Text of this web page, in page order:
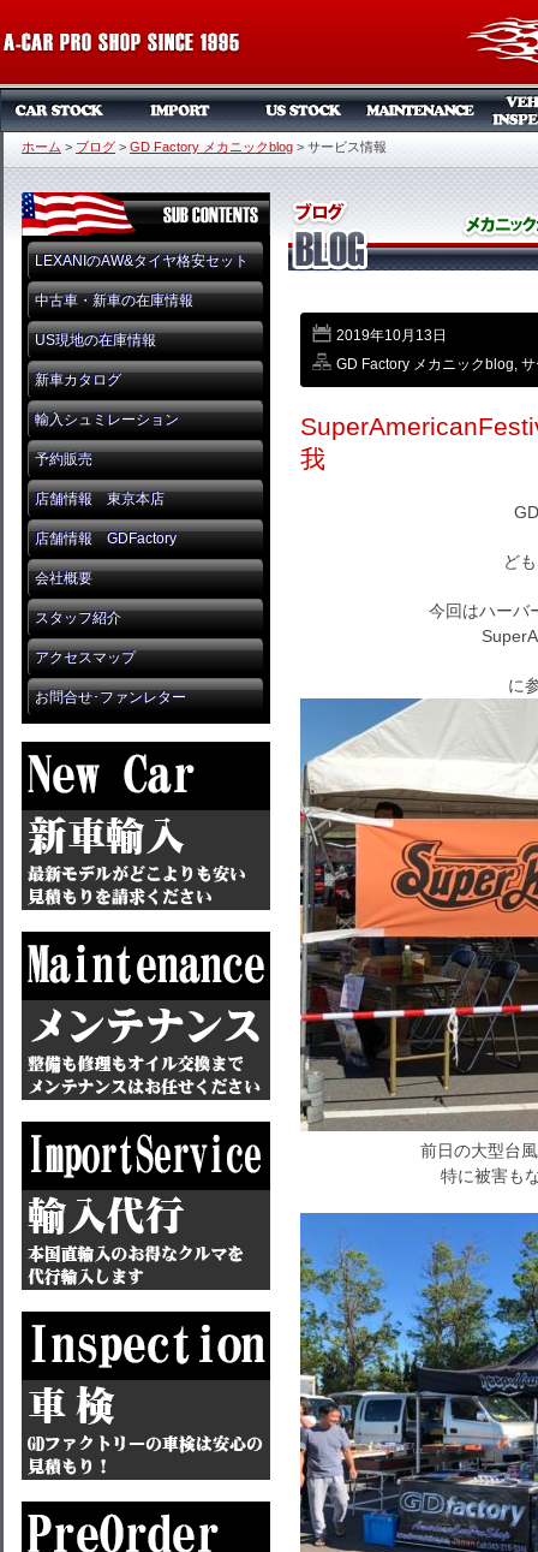
ホーム > ブログ > GD Factory メカニックblog > サービス情報
LEXANIのAW&タイヤ格安セット
中古車・新車の在庫情報
US現地の在庫情報
新車カタログ
輸入シュミレーション
予約販売
店舗情報 東京本店
店舗情報 GDFactory
会社概要
スタッフ紹介
アクセスマップ
お問合せ･ファンレター
2019年10月13日
GD Factory メカニックblog,
我
ど
今回はハーバ
に
前日の大型台
特に被害も